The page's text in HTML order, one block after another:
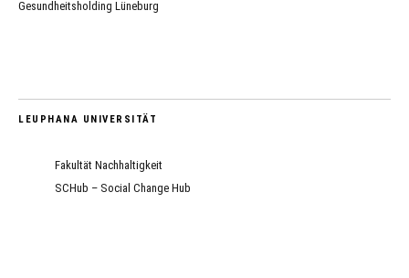
Gesundheitsholding Lüneburg
LEUPHANA UNIVERSITÄT
Fakultät Nachhaltigkeit
SCHub – Social Change Hub